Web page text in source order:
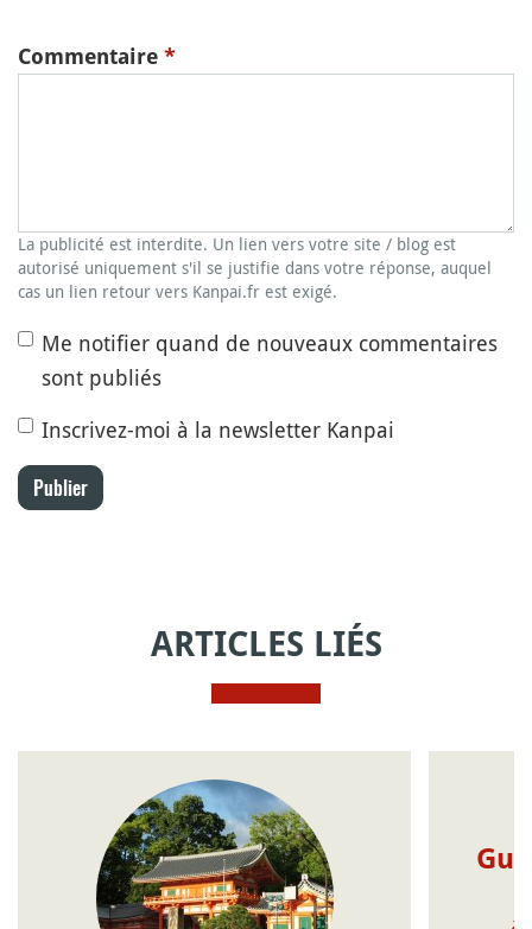
Commentaire *
La publicité est interdite. Un lien vers votre site / blog est
autorisé uniquement s'il se justifie dans votre réponse, auquel
cas un lien retour vers Kanpai.fr est exigé.
Me notifier quand de nouveaux commentaires
sont publiés
Inscrivez-moi à la newsletter Kanpai
Publier
ARTICLES LIÉS